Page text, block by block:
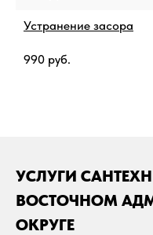
Устранение засора
990 руб.
УСЛУГИ
ВОСТОЧНОМ
ОКРУГЕ